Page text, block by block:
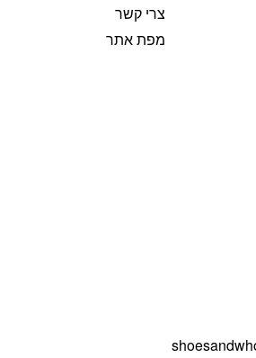
צרי קשר
מפת אתר